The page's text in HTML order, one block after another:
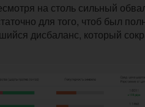
на столь сильный
для того, чтоб был
дисбаланс, который